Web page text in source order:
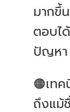
มากขึ้
ตอบไ
ปัญหา
🟠เท
ถึงแม้